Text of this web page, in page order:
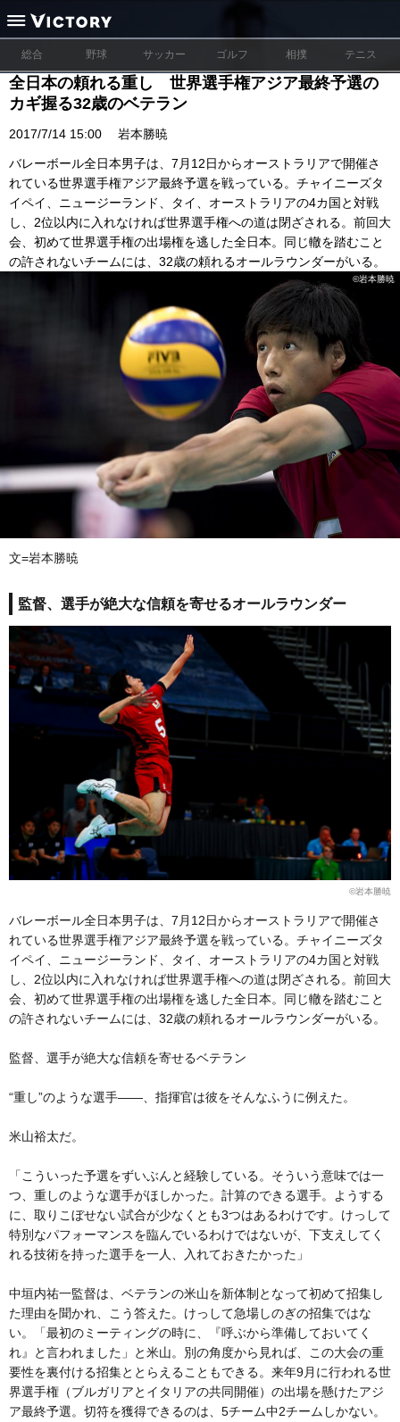
総合 野球 サッカー ゴルフ 相撲 テニス
全日本の頼れる重し 世界選手権アジア最終予選の
カギ握る32歳のベテラン
2017/7/14 15:00 岩本勝暁
バレーボール全日本男子は、7月12日からオーストラリアで開催さ
れている世界選手権アジア最終予選を戦っている。チャイニーズタ
イペイ、ニュージーランド、タイ、オーストラリアの4カ国と対戦
し、2位以内に入れなければ世界選手権への道は閉ざされる。前回大
会、初めて世界選手権の出場権を逃した全日本。同じ轍を踏むこと
の許されないチームには、32歳の頼れるオールラウンダーがいる。
©岩本勝暁
文=岩本勝暁
監督、選手が絶大な信頼を寄せるオールラウンダー
©岩本勝暁
バレーボール全日本男子は、7月12日からオーストラリアで開催さ
れている世界選手権アジア最終予選を戦っている。チャイニーズタ
イペイ、ニュージーランド、タイ、オーストラリアの4カ国と対戦
し、2位以内に入れなければ世界選手権への道は閉ざされる。前回大
会、初めて世界選手権の出場権を逃した全日本。同じ轍を踏むこと
の許されないチームには、32歳の頼れるオールラウンダーがいる。
監督、選手が絶大な信頼を寄せるベテラン
“重し”のような選手——、指揮官は彼をそんなふうに例えた。
米山裕太だ。
「こういった予選をずいぶんと経験している。そういう意味では一
つ、重しのような選手がほしかった。計算のできる選手。ようする
に、取りこぼせない試合が少なくとも3つはあるわけです。けっして
特別なパフォーマンスを臨んでいるわけではないが、下支えしてく
れる技術を持った選手を一人、入れておきたかった」
中垣内祐一監督は、ベテランの米山を新体制となって初めて招集し
た理由を聞かれ、こう答えた。けっして急場しのぎの招集ではな
い。「最初のミーティングの時に、『呼ぶから準備しておいてく
れ』と言われました」と米山。別の角度から見れば、この大会の重
要性を裏付ける招集ととらえることもできる。来年9月に行われる世
界選手権（ブルガリアとイタリアの共同開催）の出場を懸けたアジ
ア最終予選。切符を獲得できるのは、5チーム中2チームしかない。